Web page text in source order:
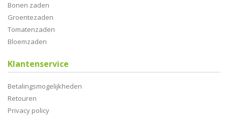
Bonen zaden
Groentezaden
Tomatenzaden
Bloemzaden
Klantenservice
Betalingsmogelijkheden
Retouren
Privacy policy